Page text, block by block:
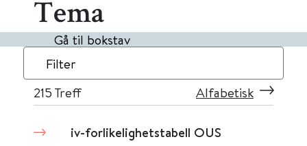
Tema
Gå til bokstav
Filter
215 Treff Alfabetisk
iv-forlikelighetstabell OUS